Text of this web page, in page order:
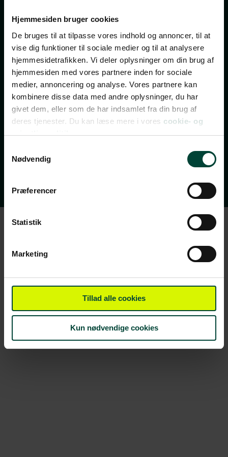
Hjemmesiden bruger cookies
De bruges til at tilpasse vores indhold og annoncer, til at
vise dig funktioner til sociale medier og til at analysere
hjemmesidetrafikken. Vi deler oplysninger om din brug af
hjemmesiden med vores partnere inden for sociale
medier, annoncering og analyse. Vores partnere kan
kombinere disse data med andre oplysninger, du har
givet dem, eller som de har indsamlet fra din brug af
deres tjenester. Du kan læse mere i vores cookie- og
privatlivspolitik.
Nødvendig
Præferencer
Statistik
Marketing
Tillad alle cookies
Kun nødvendige cookies
TILMELD NYHEDSBREV
FÅ INSPIRATION, TILBUD OG INVITATIONER TIL
REJSEEVENTS
Bliv opdateret med de bedste tilbud, nye rejsemål,
invitationer til gratis rejseforedrag, rejsetips og
spændende indhold fra vores rejseblog.
Vi ses i din indbakke!